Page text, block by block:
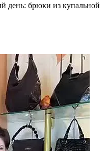
день: брюки из купальной